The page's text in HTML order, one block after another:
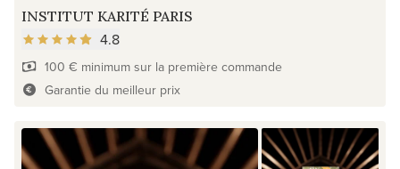
INSTITUT KARITÉ PARIS
4.8
100 € minimum sur la première commande
Garantie du meilleur prix